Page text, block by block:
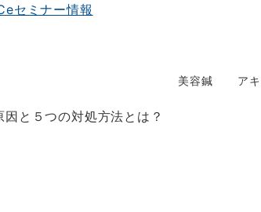
美容鍼 ア
と５つの対処方法とは？